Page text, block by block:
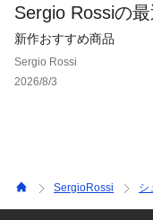
Sergio Rossiの
新作おすすめ商品
Sergio Rossi
2026/8/3
SergioRossi シ